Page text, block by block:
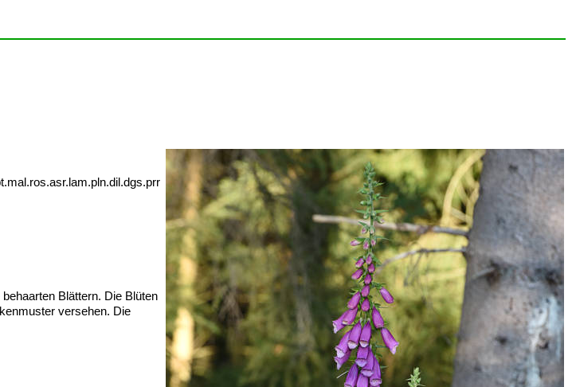
Blättern. Die Blüten
versehen. Die